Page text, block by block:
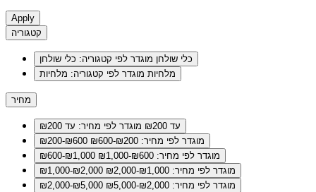
Apply
קטגוריה
כלי שולחן מוגדר לפי קטגוריה: כלי שולחן
מלחיות מוגדר לפי קטגוריה: מלחיות
מחיר
עד ₪200
מוגדר לפי מחיר: עד ₪200
₪200-₪600
מוגדר לפי מחיר: ₪200-₪600
₪600-₪1,000
מוגדר לפי מחיר: ₪600-₪1,000
₪1,000-₪2,000
מוגדר לפי מחיר: ₪1,000-₪2,000
₪2,000-₪5,000
מוגדר לפי מחיר: ₪2,000-₪5,000